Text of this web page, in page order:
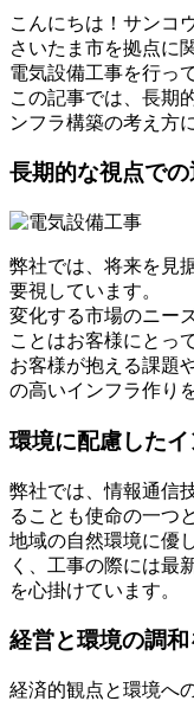
こんにちは！サンコ
さいたま市を拠点に
電気設備工事を行っ
この記事では、長期
ンフラ構築の考え方
長期的な視点で
弊社では、将来を見
要視しています。
変化する市場のニー
ことはお客様にとっ
お客様が抱える課題
の高いインフラ作り
環境に配慮した
弊社では、情報通信
ることも使命の一つ
地域の自然環境に優
く、工事の際には最
を心掛けています。
経営と環境の調
経済的観点と環境へ